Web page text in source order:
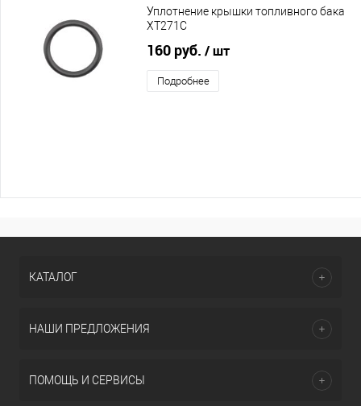
Уплотнение крышки топливного бака
XT271C
160 руб. / шт
Подробнее
КАТАЛОГ
НАШИ ПРЕДЛОЖЕНИЯ
ПОМОЩЬ И СЕРВИСЫ